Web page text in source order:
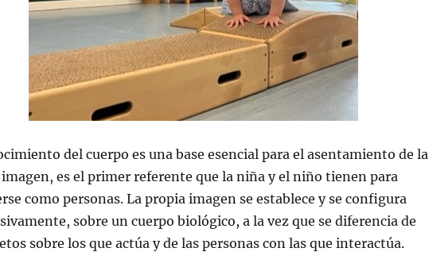
del cuerpo es una base esencial para el asentamiento de la
es el primer referente que la niña y el niño tienen para
como personas. La propia imagen se establece y se configura
sobre un cuerpo biológico, a la vez que se diferencia de
sobre los que actúa y de las personas con las que interactúa.